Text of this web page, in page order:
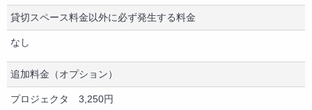
冷房
暖房
敷地内無料駐車場
ゲーム（カード・ボード・テレビゲーム等）
【平日】※2時間～ 【休日】※3時間～
5,850円/1時間
2,925円/30分
※注意事項
・平日：2時間以上 土・日・祝日は3時間以上からのご予約とな
貸切スペース料金以外に必ず発生する料金
なし
追加料金（オプション）
プロジェクタ 3,250円